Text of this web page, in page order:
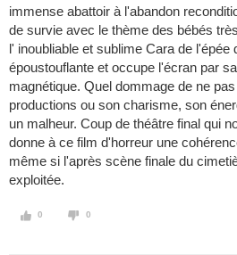
immense abattoir à l'abandon
de survie avec le thème des bébés
l' inoubliable et sublime Cara de l'épée
époustouflante et occupe l'écran par
magnétique. Quel dommage de ne
productions ou son charisme, son
un malheur. Coup de théâtre final qui
donne à ce film d'horreur une
même si l'après scène finale du
exploitée.
0 0